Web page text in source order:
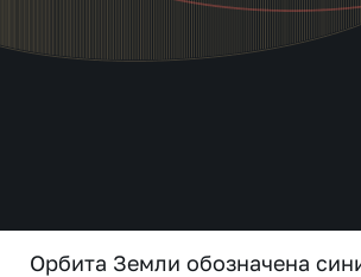
Орбита Земли обозначена